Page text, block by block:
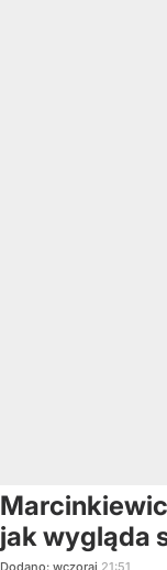
jak wygląda
Dodano: wczoraj 21:51